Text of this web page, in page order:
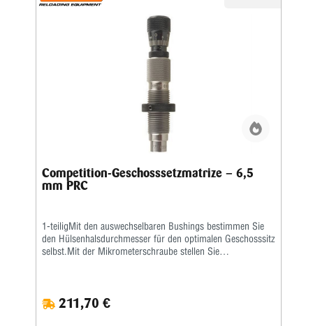
Competition-Geschosssetzmatrize – 6,5
mm PRC
1-teiligMit den auswechselbaren Bushings bestimmen Sie
den Hülsenhalsdurchmesser für den optimalen Geschosssitz
selbst.Mit der Mikrometerschraube stellen Sie
211,70 €